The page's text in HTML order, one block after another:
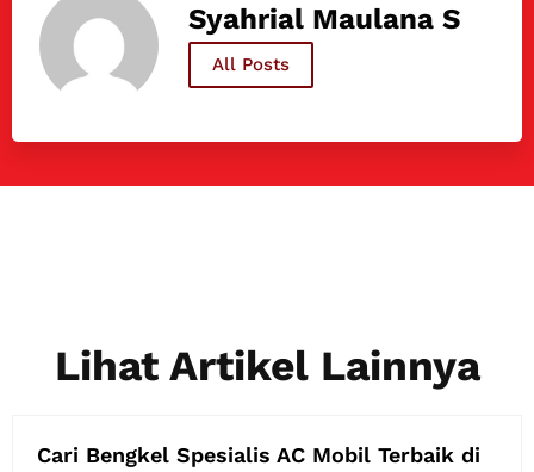
Syahrial Maulana S
All Posts
Lihat Artikel Lainnya
Cari Bengkel Spesialis AC Mobil Terbaik di